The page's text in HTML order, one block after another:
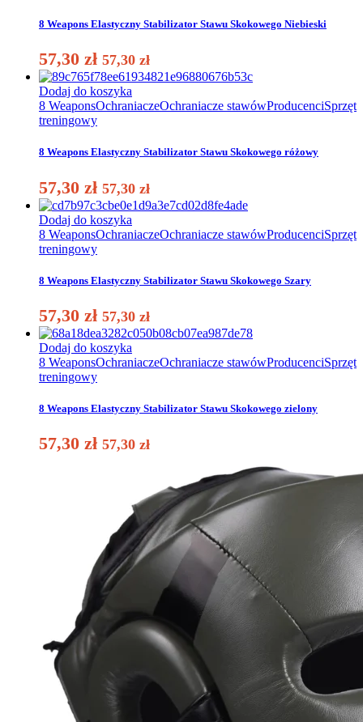
8 Weapons Elastyczny Stabilizator Stawu Skokowego Niebieski
57,30 zł 57,30 zł
Dodaj do koszyka
8 WeaponsOchraniaczeOchraniacze stawówProducenciSprzęt
treningowy
8 Weapons Elastyczny Stabilizator Stawu Skokowego różowy
57,30 zł 57,30 zł
Dodaj do koszyka
8 WeaponsOchraniaczeOchraniacze stawówProducenciSprzęt
treningowy
8 Weapons Elastyczny Stabilizator Stawu Skokowego Szary
57,30 zł 57,30 zł
Dodaj do koszyka
8 WeaponsOchraniaczeOchraniacze stawówProducenciSprzęt
treningowy
8 Weapons Elastyczny Stabilizator Stawu Skokowego zielony
57,30 zł 57,30 zł